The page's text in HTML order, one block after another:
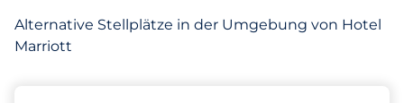
Alternative Stellplätze in der Umgebung von Hotel
Marriott